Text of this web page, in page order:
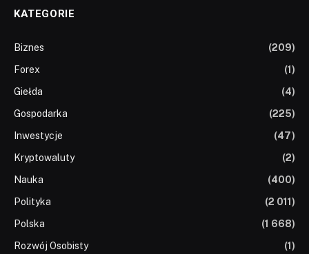
KATEGORIE
Biznes
(209)
Forex
(1)
Giełda
(4)
Gospodarka
(225)
Inwestycje
(47)
Kryptowaluty
(2)
Nauka
(400)
Polityka
(2 011)
Polska
(1 668)
Rozwój Osobisty
(1)